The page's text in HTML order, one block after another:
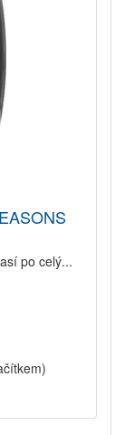
po celý...